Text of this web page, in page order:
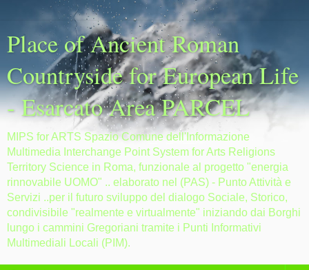
Place of Ancient Roman
Countryside for European Life
- Esarcato Area PARCEL
MIPS for ARTS Spazio Comune dell'Informazione
Multimedia Interchange Point System for Arts Religions
Territory Science in Roma, funzionale al progetto "energia
rinnovabile UOMO" .. elaborato nel (PAS) - Punto Attività e
Servizi ..per il futuro sviluppo del dialogo Sociale, Storico,
condivisibile "realmente e virtualmente" iniziando dai Borghi
lungo i cammini Gregoriani tramite i Punti Informativi
Multimediali Locali (PIM).